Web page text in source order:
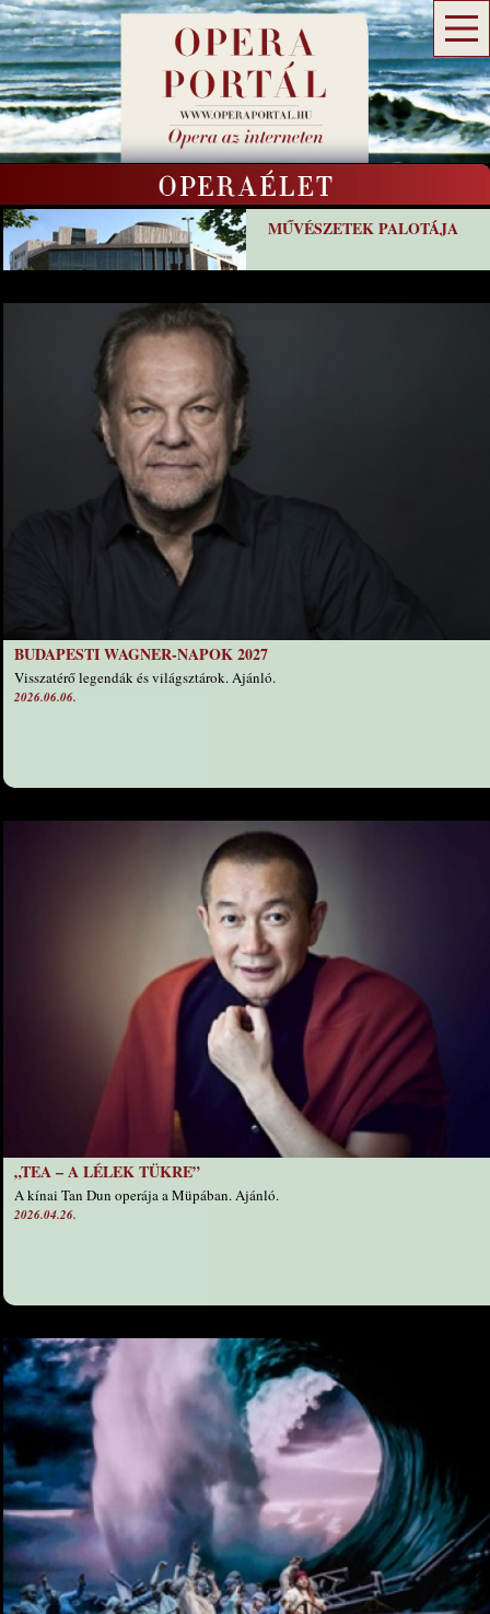
MŰVÉSZETEK PALOTÁJA
BUDAPESTI WAGNER-NAPOK 2027
Visszatérő legendák és világsztárok. Ajánló.
2026.06.06.
„TEA – A LÉLEK TÜKRE”
A kínai Tan Dun operája a Müpában. Ajánló.
2026.04.26.